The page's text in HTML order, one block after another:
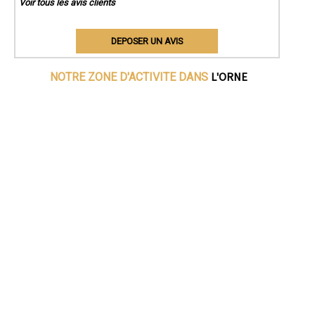
Voir tous les avis clients
DEPOSER UN AVIS
NOTRE ZONE D'ACTIVITE DANS L'ORNE